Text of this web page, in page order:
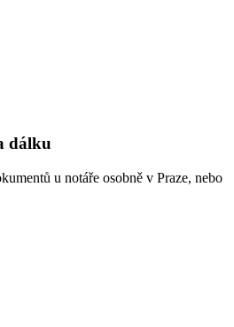
dálku
u notáře osobně v Praze, nebo